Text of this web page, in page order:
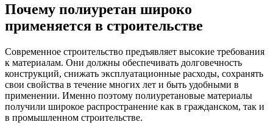
Почему полиуретан широко
применяется в строительстве
Современное строительство предъявляет высокие требования
к материалам. Они должны обеспечивать долговечность
конструкций, снижать эксплуатационные расходы, сохранять
свои свойства в течение многих лет и быть удобными в
применении. Именно поэтому полиуретановые материалы
получили широкое распространение как в гражданском, так и
в промышленном строительстве.